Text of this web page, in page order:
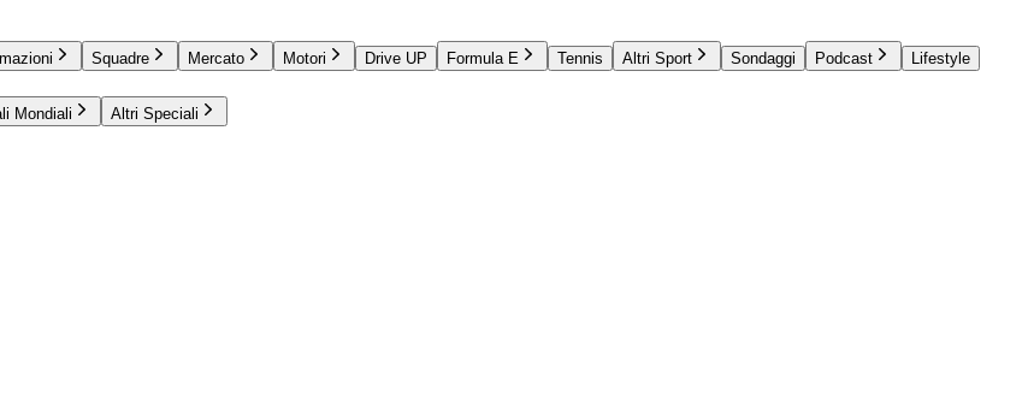
Squadre Mercato Motori Drive UP Formula E Tennis Altri Sport Sondaggi Podcast
Lifestyle
Mondiali Altri Speciali